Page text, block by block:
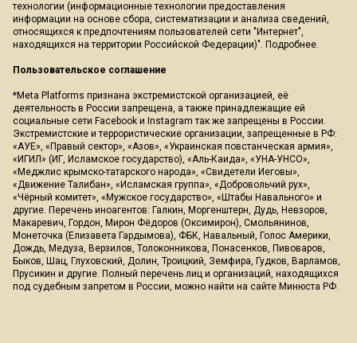
технологии (информационные технологии предоставления
информации на основе сбора, систематизации и анализа сведений,
относящихся к предпочтениям пользователей сети "Интернет",
находящихся на территории Российской Федерации)". Подробнее.
Пользовательское соглашение
*Meta Platforms признана экстремистской организацией, её
деятельность в России запрещена, а также принадлежащие ей
социальные сети Facebook и Instagram так же запрещены в России.
Экстремистские и террористические организации, запрещенные в РФ:
«АУЕ», «Правый сектор», «Азов», «Украинская повстанческая армия»,
«ИГИЛ» (ИГ, Исламское государство), «Аль-Каида», «УНА-УНСО»,
«Меджлис крымско-татарского народа», «Свидетели Иеговы»,
«Движение Талибан», «Исламская группа», «Добровольчий рух»,
«Чёрный комитет», «Мужское государство», «Штабы Навального» и
другие. Перечень иноагентов: Галкин, Моргенштерн, Дудь, Невзоров,
Макаревич, Гордон, Мирон Фёдоров (Оксимирон), Смольянинов,
Монеточка (Елизавета Гардымова), ФБК, Навальный, Голос Америки,
Дождь, Медуза, Верзилов, Толоконникова, Понасенков, Пивоваров,
Быков, Шац, Глуховский, Долин, Троицкий, Земфира, Гудков, Варламов,
Прусикин и другие. Полный перечень лиц и организаций, находящихся
под судебным запретом в России, можно найти на сайте Минюста РФ.